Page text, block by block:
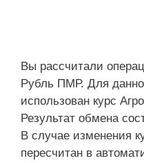
Вы рассчитали
Рубль ПМР. Для
использован курс
Результат обмена
В случае изменения
пересчитан в